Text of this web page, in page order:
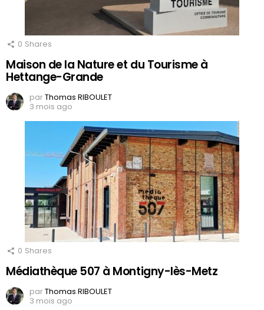
0 Shares
Maison de la Nature et du Tourisme à
Hettange-Grande
parThomas RIBOULET
3 mois ago
0 Shares
Médiathèque 507 à Montigny-lès-Metz
parThomas RIBOULET
3 mois ago